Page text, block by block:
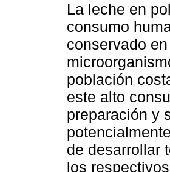
La leche en
consumo
conservado
población
este alto
preparación y
de desarrollar
los